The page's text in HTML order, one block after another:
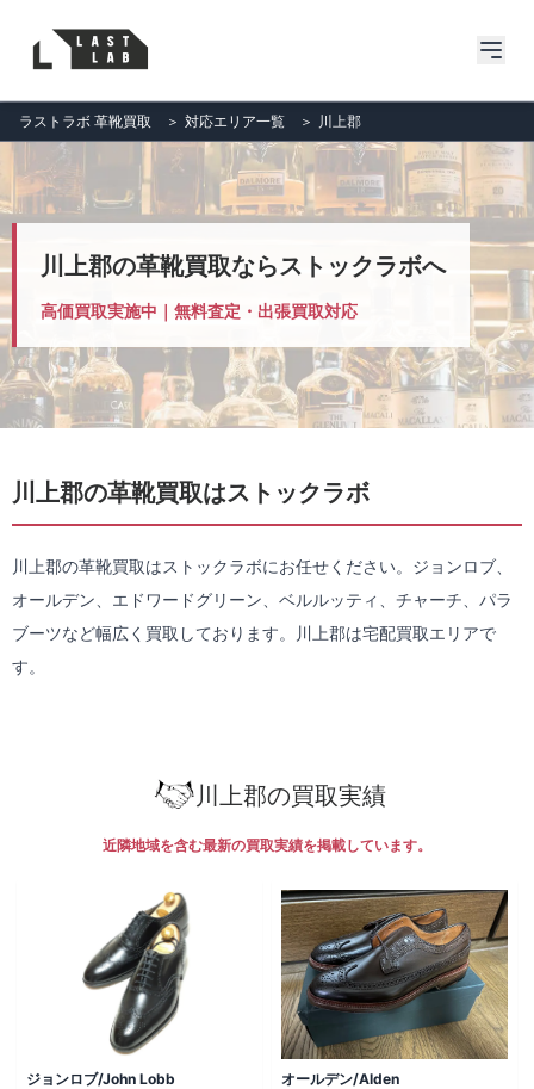
ラストラボ 革靴買取 ＞ 対応エリア一覧 ＞ 川上郡
川上郡の革靴買取ならストックラボへ
高価買取実施中｜無料査定・出張買取対応
川上郡の革靴買取はストックラボ
川上郡の革靴買取はストックラボにお任せください。ジョンロブ、
オールデン、エドワードグリーン、ベルルッティ、チャーチ、パラ
ブーツなど幅広く買取しております。川上郡は宅配買取エリアで
す。
川上郡の買取実績
近隣地域を含む最新の買取実績を掲載しています。
ジョンロブ/John Lobb
オールデン/Alden